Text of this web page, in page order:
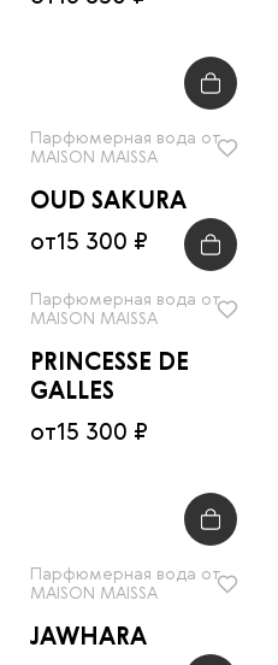
Парфюмерная вода от
MAISON MAISSA
OUD SAKURA
от15 300 ₽
Парфюмерная вода от
MAISON MAISSA
PRINCESSE DE
GALLES
от15 300 ₽
Парфюмерная вода от
MAISON MAISSA
JAWHARA